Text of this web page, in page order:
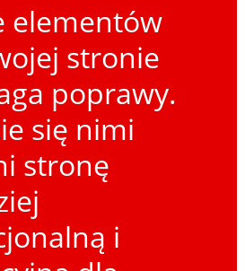
elementów
stronie
poprawy.
się nimi
stronę
i